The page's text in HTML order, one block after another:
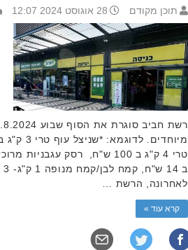
תוכן מקודם 28 אוגוסט 2024 12:07
לאחרונה, הרשת …
קרא עוד »